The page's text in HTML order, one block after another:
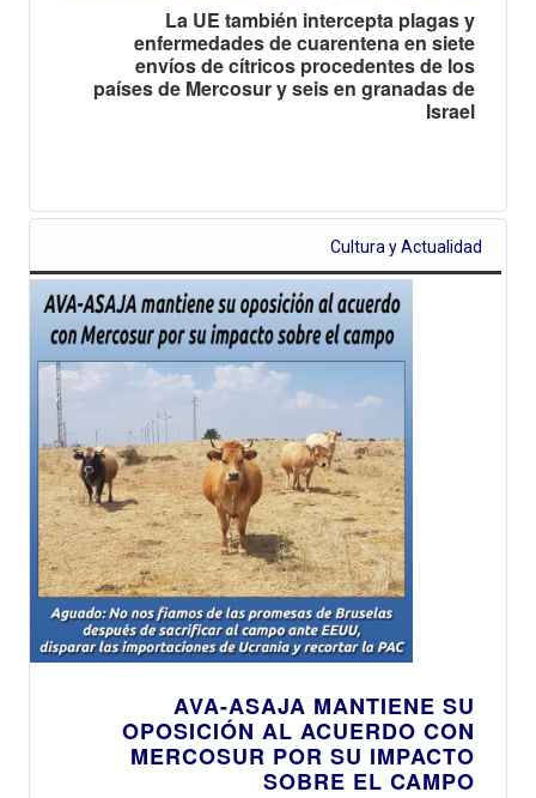
La UE también intercepta plagas y
enfermedades de cuarentena en siete
envíos de cítricos procedentes de los
países de Mercosur y seis en granadas de
Israel
Cultura y Actualidad
AVA-ASAJA MANTIENE SU
OPOSICIÓN AL ACUERDO CON
MERCOSUR POR SU IMPACTO
SOBRE EL CAMPO